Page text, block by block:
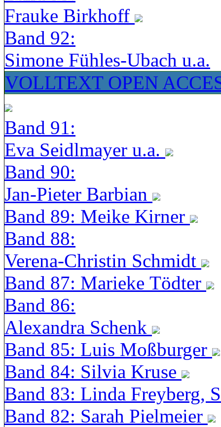
Frauke Birkhoff
Band 92:
Simone Fühles-Ubach u.a.
VOLLTEXT OPEN
Band 91:
Eva Seidlmayer u.a.
Band 90:
Jan-Pieter Barbian
Band 89: Meike Kirner
Band 88:
Verena-Christin Schmidt
Band 87: Marieke Tödter
Band 86:
Alexandra Schenk
Band 85: Luis Moßburger
Band 84: Silvia Kruse
Band 83: Linda Freyberg,
Band 82: Sarah Pielmeier